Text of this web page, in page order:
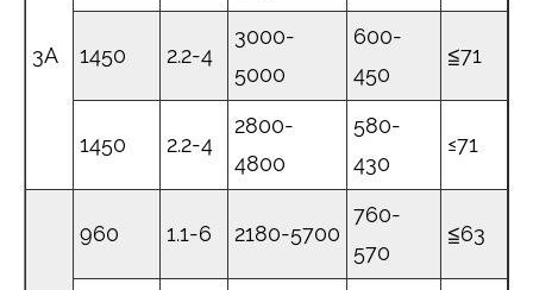
3A 1450 2.2-4
3000-
5000
600-
450
≦71
1450 2.2-4
2800-
4800
580-
430
≤71
960 1.1-6 2180-5700
760-
570
≦63